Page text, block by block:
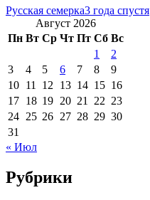
Русская семерка3 года спустя
Август 2026
Пн Вт Ср Чт Пт Сб Вс
1
2
3
4 5 6 7 8
9
10 11 12 13 14 15 16
17 18 19 20 21 22 23
24 25 26 27 28 29 30
31
« Июл
Рубрики